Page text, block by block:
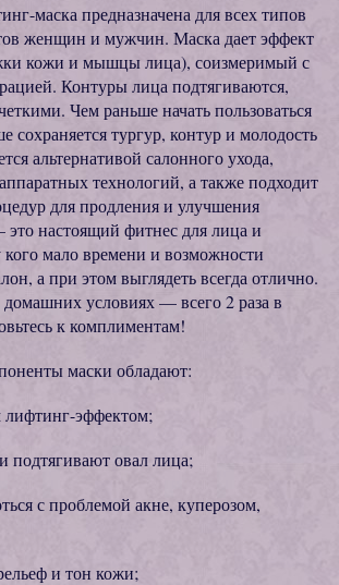
маска предназначена для всех типов
женщин и мужчин. Маска дает эффект
кожи и мышцы лица), соизмеримый с
Контуры лица подтягиваются,
Чем раньше начать пользоваться
сохраняется тургур, контур и молодость
альтернативой салонного ухода,
технологий, а также подходит
для продления и улучшения
настоящий фитнес для лица и
кого мало времени и возможности
а при этом выглядеть всегда отлично.
условиях — всего 2 раза в
к комплиментам!
маски обладают:
эффектом;
овал лица;
с проблемой акне, куперозом,
и тон кожи;